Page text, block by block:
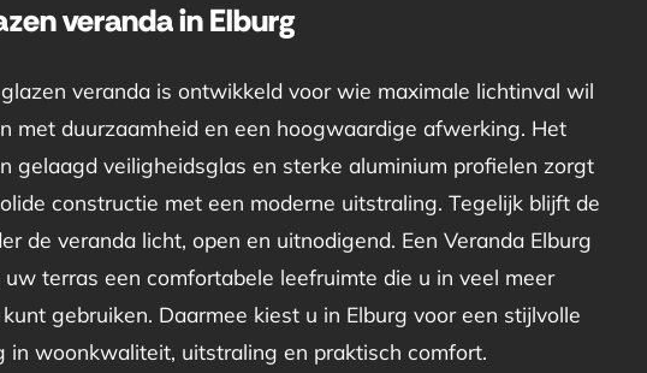
veranda in Elburg
veranda is ontwikkeld voor wie maximale lichtinval wil
met duurzaamheid en een hoogwaardige afwerking. Het
gelaagd veiligheidsglas en sterke aluminium profielen zorgt
constructie met een moderne uitstraling. Tegelijk blijft de
de veranda licht, open en uitnodigend. Een Veranda Elburg
uw terras een comfortabele leefruimte die u in veel meer
gebruiken. Daarmee kiest u in Elburg voor een stijlvolle
in woonkwaliteit, uitstraling en praktisch comfort.